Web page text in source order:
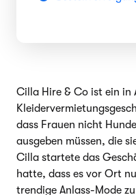
Cilla Hire & Co ist ein in
dass Frauen nicht
ausgeben müssen, die
Cilla startete das
hatte, dass es vor Ort
trendige Anlass-Mode